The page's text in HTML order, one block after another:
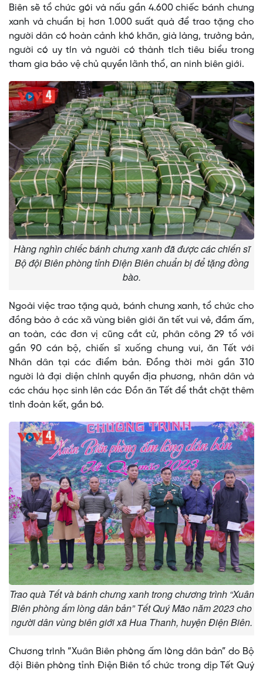
Biên sẽ tổ chức gói và nấu gần 4.600 chiếc bánh chưng
xanh và chuẩn bị hơn 1.000 suất quà để trao tặng cho
người dân có hoàn cảnh khó khăn, già làng, trưởng bản,
người có uy tín và người có thành tích tiêu biểu trong
tham gia bảo vệ chủ quyền lãnh thổ, an ninh biên giới.
Hàng nghìn chiếc bánh chưng xanh đã được các chiến sĩ
Bộ đội Biên phòng tỉnh Điện Biên chuẩn bị để tặng đồng
bào.
Ngoài việc trao tặng quà, bánh chưng xanh, tổ chức cho
đồng bào ở các xã vùng biên giới ăn tết vui vẻ, đầm ấm,
an toàn, các đơn vị cũng cắt cử, phân công 29 tổ với
gần 90 cán bộ, chiến sĩ xuống chung vui, ăn Tết với
Nhân dân tại các điểm bản. Đồng thời mời gần 310
người là đại diện chính quyền địa phương, nhân dân và
các cháu học sinh lên các Đồn ăn Tết để thắt chặt thêm
tình đoàn kết, gắn bó.
Trao quà Tết và bánh chưng xanh trong chương trình “Xuân
Biên phòng ấm lòng dân bản” Tết Quý Mão năm 2023 cho
người dân vùng biên giới xã Hua Thanh, huyện Điện Biên.
Chương trình “Xuân Biên phòng ấm lòng dân bản” do Bộ
đội Biên phòng tỉnh Điện Biên tổ chức trong dịp Tết Quý